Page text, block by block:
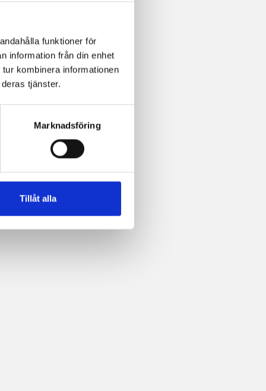
funktioner för
information från din enhet
kombinera informationen
tjänster.
Marknadsföring
Tillåt alla